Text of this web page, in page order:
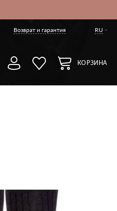
Возврат и гарантия RU
КОРЗИНА